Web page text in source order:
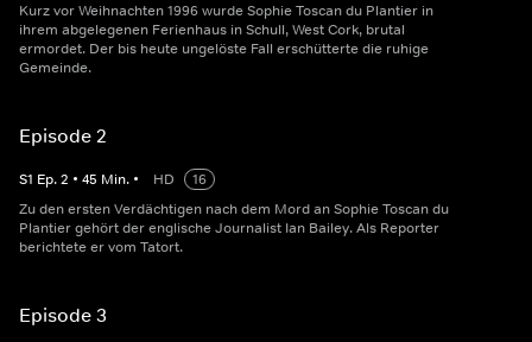
Kurz vor Weihnachten 1996 wurde Sophie Toscan du Plantier in
ihrem abgelegenen Ferienhaus in Schull, West Cork, brutal
ermordet. Der bis heute ungelöste Fall erschütterte die ruhige
Gemeinde.
Episode 2
S1 Ep.2 • 45 Min. • HD
16
Zu den ersten Verdächtigen nach dem Mord an Sophie Toscan du
Plantier gehört der englische Journalist Ian Bailey. Als Reporter
berichtete er vom Tatort.
Episode 3